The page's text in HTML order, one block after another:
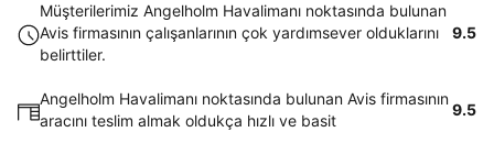
Müşterilerimiz Angelholm Havalimanı noktasında bulunan
Avis firmasının çalışanlarının çok yardımsever olduklarını
belirttiler.
9.5
Angelholm Havalimanı noktasında bulunan Avis firmasının
aracını teslim almak oldukça hızlı ve basit
9.5